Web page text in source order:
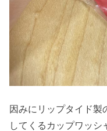
因みにリップタイド製
してくるカップワッシ